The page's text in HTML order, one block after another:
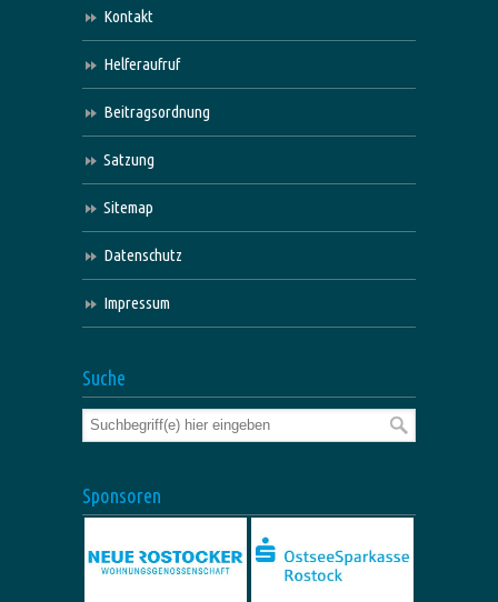
Kontakt
Helferaufruf
Beitragsordnung
Satzung
Sitemap
Datenschutz
Impressum
Suche
Sponsoren